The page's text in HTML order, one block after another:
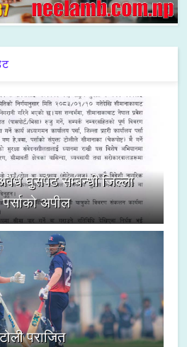
घुसपैठ सम्बन्धी जिल्ला
अपील
पराजित